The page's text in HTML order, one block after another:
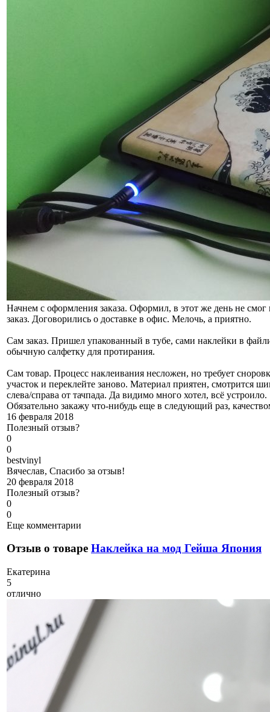
Начнем с оформления заказа. Оформил, в этот же день не
заказ. Договорились о доставке в офис. Мелочь, а приятно.
Сам заказ. Пришел упакованный в тубе, сами наклейки в
обычную салфетку для протирания.
Сам товар. Процесс наклеивания несложен, но требует
участок и переклейте заново. Материал приятен, смотрится
слева/справа от тачпада. Да видимо много хотел, всё устроило.
Обязательно закажу что-нибудь еще в следующий раз,
16 февраля 2018
Полезный отзыв?
0
0
bestvinyl
Вячеслав, Спасибо за отзыв!
20 февраля 2018
Полезный отзыв?
0
0
Еще комментарии
Отзыв о товаре Наклейка на мод Гейша Япония
Екатерина
5
отлично